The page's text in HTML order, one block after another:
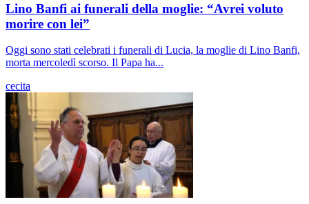
Lino Banfi ai funerali della moglie: “Avrei voluto
morire con lei”
Oggi sono stati celebrati i funerali di Lucia, la moglie di Lino Banfi,
morta mercoledì scorso. Il Papa ha...
cecita